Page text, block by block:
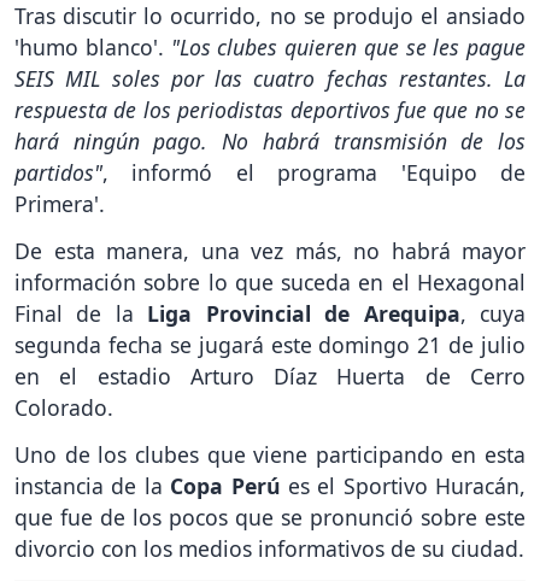
Tras discutir lo ocurrido, no se produjo el ansiado
'humo blanco'. "Los clubes quieren que se les pague
SEIS MIL soles por las cuatro fechas restantes. La
respuesta de los periodistas deportivos fue que no se
hará ningún pago. No habrá transmisión de los
partidos", informó el programa 'Equipo de
Primera'.
De esta manera, una vez más, no habrá mayor
información sobre lo que suceda en el Hexagonal
Final de la Liga Provincial de Arequipa, cuya
segunda fecha se jugará este domingo 21 de julio
en el estadio Arturo Díaz Huerta de Cerro
Colorado.
Uno de los clubes que viene participando en esta
instancia de la Copa Perú es el Sportivo Huracán,
que fue de los pocos que se pronunció sobre este
divorcio con los medios informativos de su ciudad.